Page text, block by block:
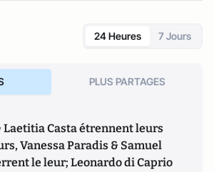
24 Heures 7 Jours
PLUS PARTAGES
Laetitia Casta étrennent leurs
Vanessa Paradis & Samuel
le leur; Leonardo di Caprio